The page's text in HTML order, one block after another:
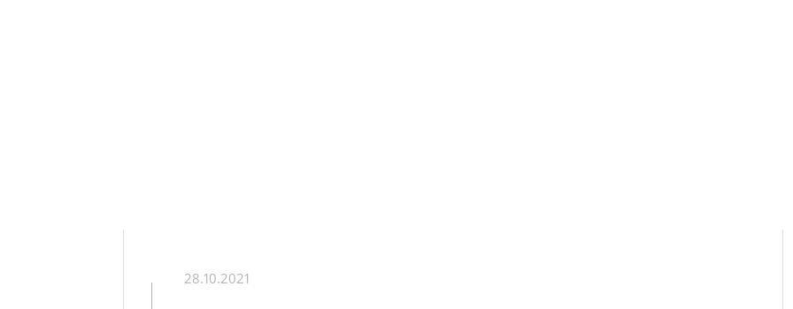
28.10.2021